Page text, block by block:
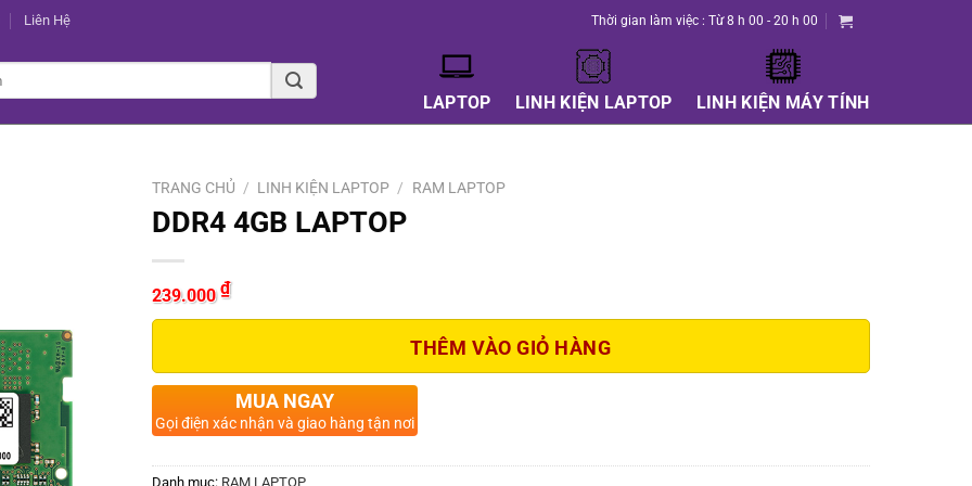
Liên Hệ Thời gian làm việc : Từ 8 h 00 - 20 h 00
LAPTOP LINH KIỆN LAPTOP LINH KIỆN MÁY TÍNH
TRANG CHỦ / LINH KIỆN LAPTOP / RAM LAPTOP
DDR4 4GB LAPTOP
239.000₫
THÊM VÀO GIỎ HÀNG
MUA NGAY
Gọi điện xác nhận và giao hàng tận nơi
Danh mục: RAM LAPTOP